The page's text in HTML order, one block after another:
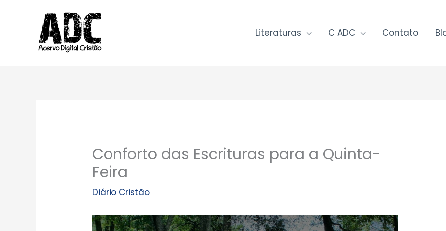
conteúdo
Literaturas O ADC Contato
Conforto das Escrituras para a Quinta-
Feira
Diário Cristão